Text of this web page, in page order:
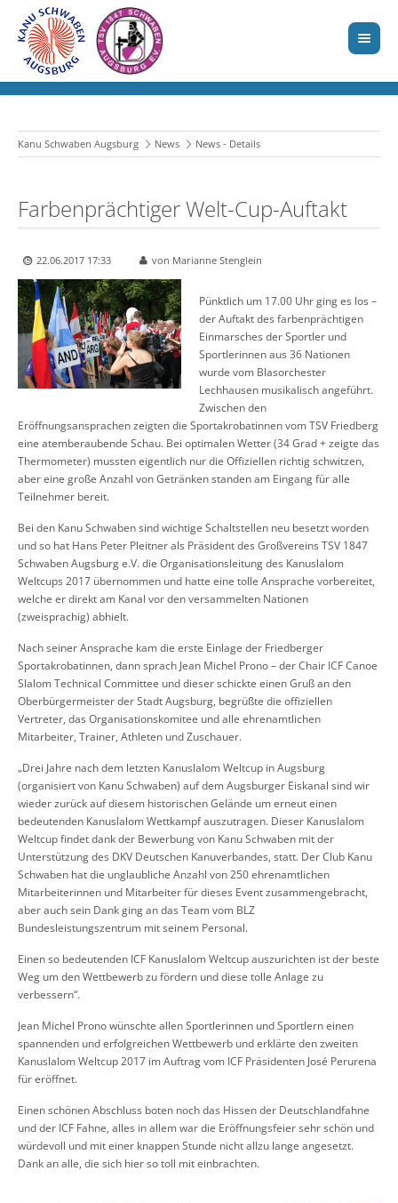
Kanu Schwaben Augsburg News News - Details
Farbenprächtiger Welt-Cup-Auftakt
22.06.2017 17:33 von Marianne Stenglein
Pünktlich um 17.00 Uhr ging es los –
der Auftakt des farbenprächtigen
Einmarsches der Sportler und
Sportlerinnen aus 36 Nationen
wurde vom Blasorchester
Lechhausen musikalisch angeführt.
Zwischen den
Eröffnungsansprachen zeigten die Sportakrobatinnen vom TSV Friedberg
eine atemberaubende Schau. Bei optimalen Wetter (34 Grad + zeigte das
Thermometer) mussten eigentlich nur die Offiziellen richtig schwitzen,
aber eine große Anzahl von Getränken standen am Eingang für alle
Teilnehmer bereit.
Bei den Kanu Schwaben sind wichtige Schaltstellen neu besetzt worden
und so hat Hans Peter Pleitner als Präsident des Großvereins TSV 1847
Schwaben Augsburg e.V. die Organisationsleitung des Kanuslalom
Weltcups 2017 übernommen und hatte eine tolle Ansprache vorbereitet,
welche er direkt am Kanal vor den versammelten Nationen
(zweisprachig) abhielt.
Nach seiner Ansprache kam die erste Einlage der Friedberger
Sportakrobatinnen, dann sprach Jean Michel Prono – der Chair ICF Canoe
Slalom Technical Committee und dieser schickte einen Gruß an den
Oberbürgermeister der Stadt Augsburg, begrüßte die offiziellen
Vertreter, das Organisationskomitee und alle ehrenamtlichen
Mitarbeiter, Trainer, Athleten und Zuschauer.
„Drei Jahre nach dem letzten Kanuslalom Weltcup in Augsburg
(organisiert von Kanu Schwaben) auf dem Augsburger Eiskanal sind wir
wieder zurück auf diesem historischen Gelände um erneut einen
bedeutenden Kanuslalom Wettkampf auszutragen. Dieser Kanuslalom
Weltcup findet dank der Bewerbung von Kanu Schwaben mit der
Unterstützung des DKV Deutschen Kanuverbandes, statt. Der Club Kanu
Schwaben hat die unglaubliche Anzahl von 250 ehrenamtlichen
Mitarbeiterinnen und Mitarbeiter für dieses Event zusammengebracht,
aber auch sein Dank ging an das Team vom BLZ
Bundesleistungszentrum mit seinem Personal.
Einen so bedeutenden ICF Kanuslalom Weltcup auszurichten ist der beste
Weg um den Wettbewerb zu fördern und diese tolle Anlage zu
verbessern“.
Jean Michel Prono wünschte allen Sportlerinnen und Sportlern einen
spannenden und erfolgreichen Wettbewerb und erklärte den zweiten
Kanuslalom Weltcup 2017 im Auftrag vom ICF Präsidenten José Perurena
für eröffnet.
Einen schönen Abschluss boten noch das Hissen der Deutschlandfahne
und der ICF Fahne, alles in allem war die Eröffnungsfeier sehr schön und
würdevoll und mit einer knappen Stunde nicht allzu lange angesetzt.
Dank an alle, die sich hier so toll mit einbrachten.